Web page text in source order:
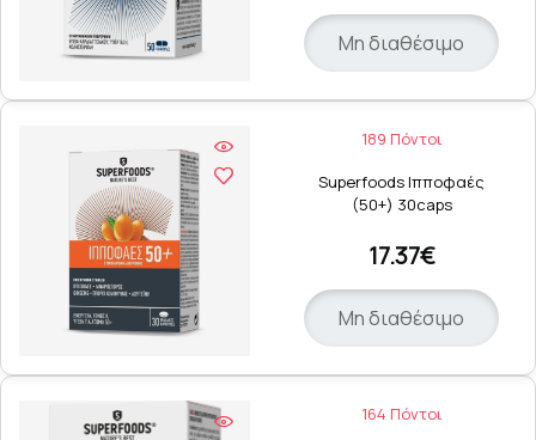
Μη διαθέσιμο
189 Πόντοι
Superfoods Ιπποφαές
(50+) 30caps
17.37€
Μη διαθέσιμο
164 Πόντοι